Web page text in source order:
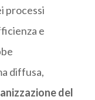
processi
e
diffusa,
del